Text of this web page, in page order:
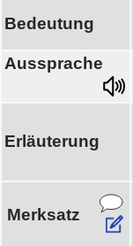
Bedeutung
Aussprache
Erläuterung
Merksatz